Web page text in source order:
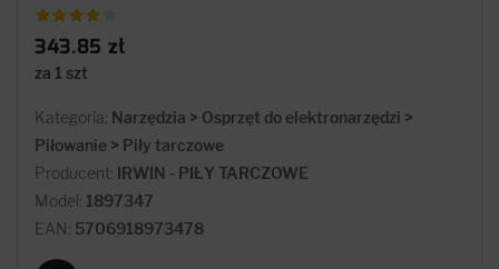
343.85 zł
za 1 szt
Kategoria: Narzędzia > Osprzęt do elektronarzędzi >
Piłowanie > Piły tarczowe
Producent: IRWIN - PIŁY TARCZOWE
Model: 1897347
EAN: 5706918973478